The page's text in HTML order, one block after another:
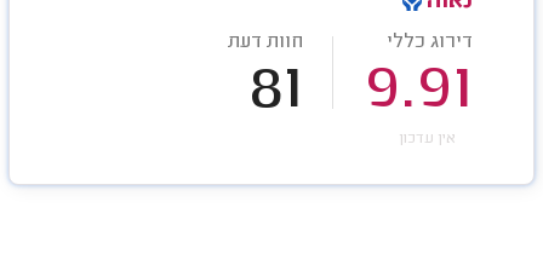
דירוג כללי
9.91
חוות דעת
81
אין עדכון